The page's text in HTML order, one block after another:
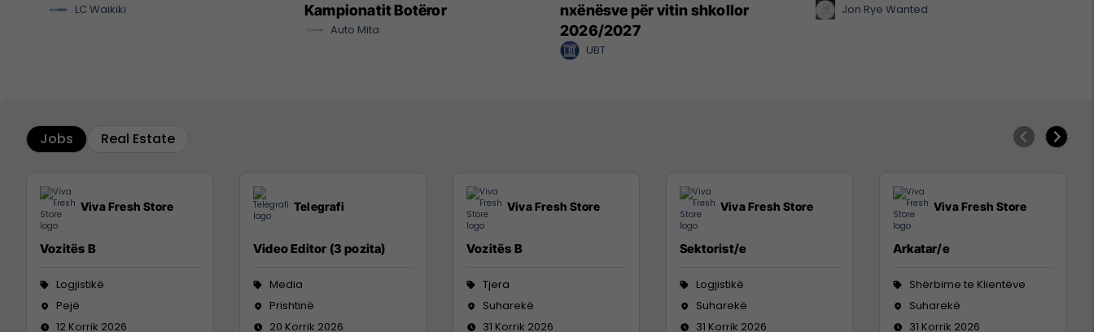
LC Waikiki
Kampionatit Botëror
Auto Mita
nxënësve për vitin shkollor
2026/2027
UBT
Jon Rye Wanted
Jobs Real Estate
Viva Fresh Store
Vozitës B
Logjistikë
Pejë
12 Korrik 2026
Telegrafi
Video Editor (3 pozita)
Media
Prishtinë
20 Korrik 2026
Viva Fresh Store
Vozitës B
Tjera
Suharekë
31 Korrik 2026
Viva Fresh Store
Sektorist/e
Logjistikë
Suharekë
31 Korrik 2026
Viva Fresh Store
Arkatar/e
Shërbime te Klientëve
Suharekë
31 Korrik 2026